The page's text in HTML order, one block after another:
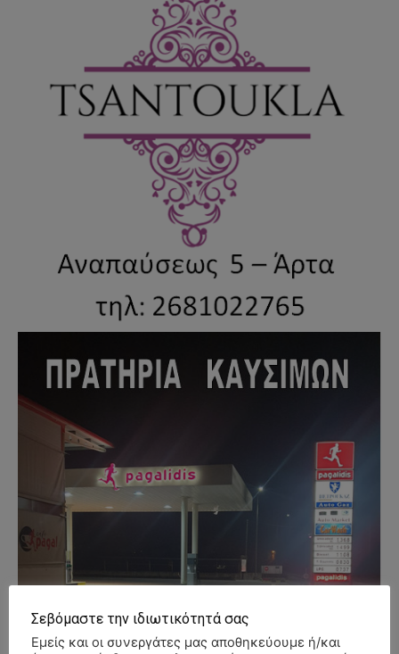
Σεβόμαστε την ιδιωτικότητά σας
Εμείς και οι συνεργάτες μας αποθηκεύουμε ή/και